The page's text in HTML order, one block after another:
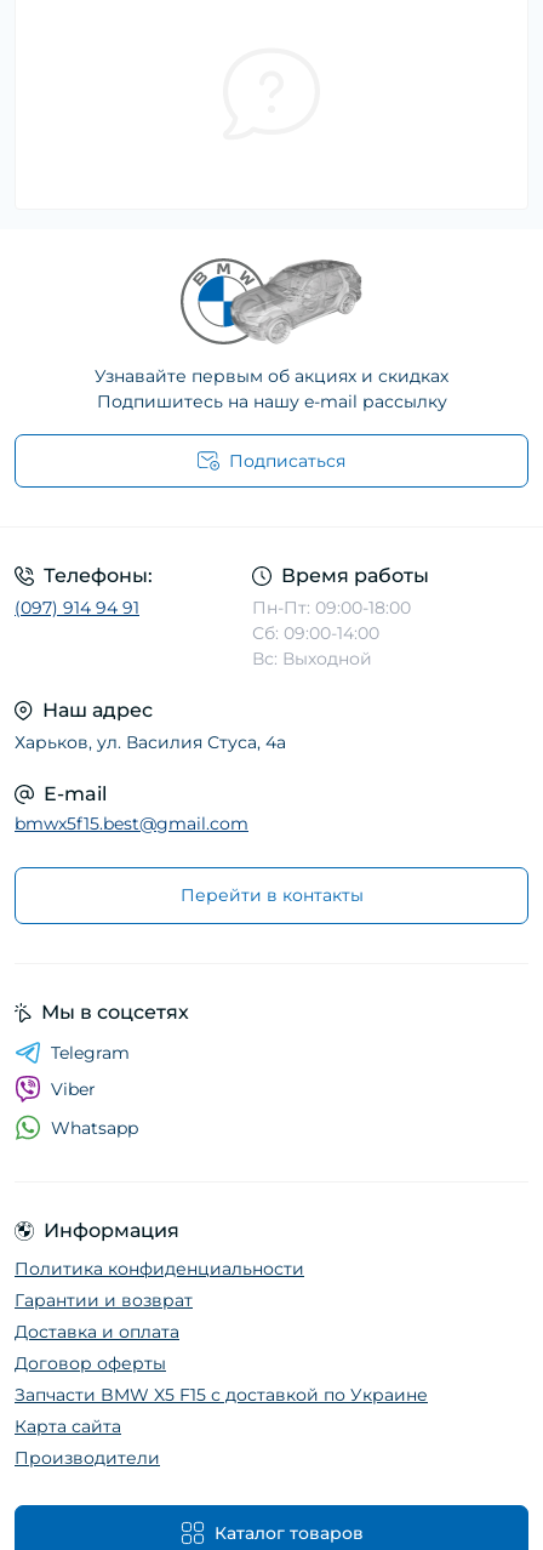
Узнавайте первым об акциях и скидках
Подпишитесь на нашу e-mail рассылку
Подписаться
Телефоны:
(097) 914 94 91
Время работы
Пн-Пт: 09:00-18:00
Сб: 09:00-14:00
Вс: Выходной
Наш адрес
Харьков, ул. Василия Стуса, 4а
E-mail
bmwx5f15.best@gmail.com
Перейти в контакты
Информация
Политика конфиденциальности
Гарантии и возврат
Доставка и оплата
Договор оферты
Запчасти BMW X5 F15 с доставкой по Украине
Карта сайта
Производители
Каталог товаров
Мы в соцсетях
Telegram
Viber
Whatsapp